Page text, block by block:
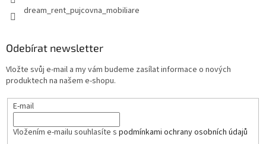
dream_rent_pujcovna_mobiliare
Odebírat newsletter
Vložte svůj e-mail a my vám budeme zasílat informace o nových
produktech na našem e-shopu.
E-mail
Vložením e-mailu souhlasíte s podmínkami ochrany osobních údajů